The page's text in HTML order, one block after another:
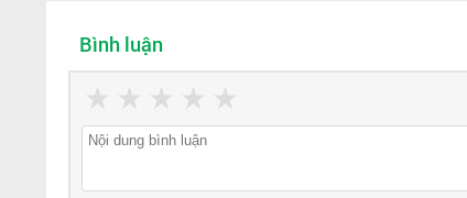
Bình luận
★
★
★
★
★